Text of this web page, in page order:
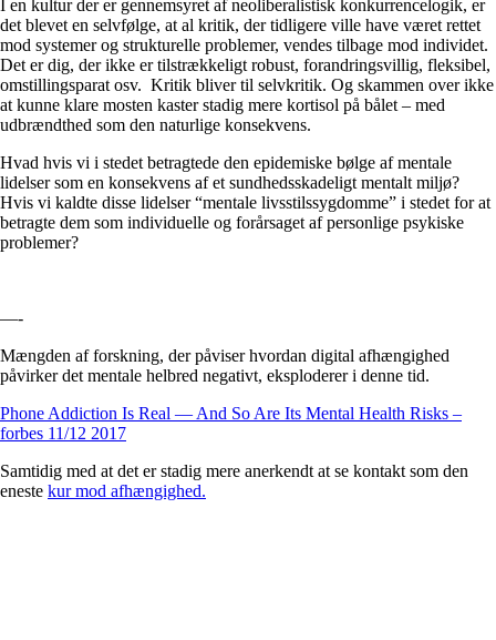
I en kultur der er gennemsyret af neoliberalistisk konkurrencelogik, er
det blevet en selvfølge, at al kritik, der tidligere ville have været rettet
mod systemer og strukturelle problemer, vendes tilbage mod individet.
Det er dig, der ikke er tilstrækkeligt robust, forandringsvillig, fleksibel,
omstillingsparat osv. Kritik bliver til selvkritik. Og skammen over ikke
at kunne klare mosten kaster stadig mere kortisol på bålet – med
udbrændthed som den naturlige konsekvens.
Hvad hvis vi i stedet betragtede den epidemiske bølge af mentale
lidelser som en konsekvens af et sundhedsskadeligt mentalt miljø?
Hvis vi kaldte disse lidelser “mentale livsstilssygdomme” i stedet for at
betragte dem som individuelle og forårsaget af personlige psykiske
problemer?
—-
Mængden af forskning, der påviser hvordan digital afhængighed
påvirker det mentale helbred negativt, eksploderer i denne tid.
Phone Addiction Is Real — And So Are Its Mental Health Risks –
forbes 11/12 2017
Samtidig med at det er stadig mere anerkendt at se kontakt som den
eneste kur mod afhængighed.